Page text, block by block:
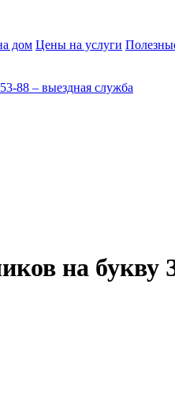
дом Цены на услуги
88 – выездная служба
на букву